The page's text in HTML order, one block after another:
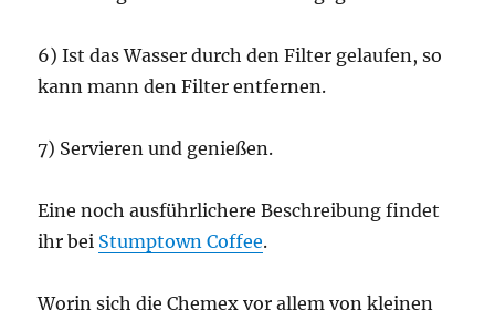
6) Ist das Wasser durch den Filter gelaufen, so
kann mann den Filter entfernen.
7) Servieren und genießen.
Eine noch ausführlichere Beschreibung findet
ihr bei Stumptown Coffee.
Worin sich die Chemex vor allem von kleinen